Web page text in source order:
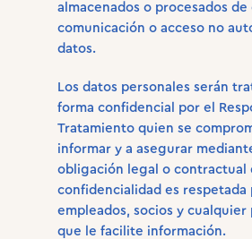
almacenados o procesados
comunicación o acceso no
datos.
Los datos personales serán
forma confidencial por el
Tratamiento quien se
informar y a asegurar
obligación legal o contractual
confidencialidad es respetada
empleados, socios y cualquier
que le facilite información.